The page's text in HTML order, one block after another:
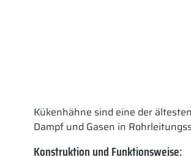
Kükenhähne sind eine der
Dampf und Gasen in
Konstruktion und Funktionsweise: